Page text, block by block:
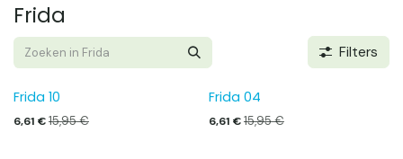
Frida
Filters
Frida 10
6,61 €15,95€
Frida 04
6,61 €15,95€